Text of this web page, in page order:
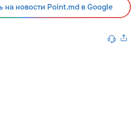
на новости Point.md в Google